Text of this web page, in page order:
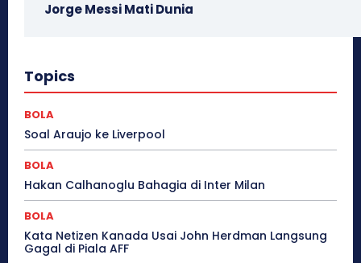
Jorge Messi Mati Dunia
Topics
BOLA
Soal Araujo ke Liverpool
BOLA
Hakan Calhanoglu Bahagia di Inter Milan
BOLA
Kata Netizen Kanada Usai John Herdman Langsung
Gagal di Piala AFF